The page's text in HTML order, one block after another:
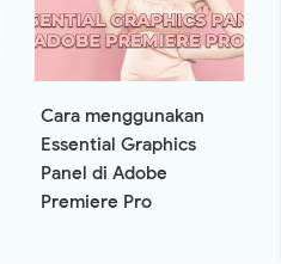
Cara menggunakan
Essential Graphics
Panel di Adobe
Premiere Pro